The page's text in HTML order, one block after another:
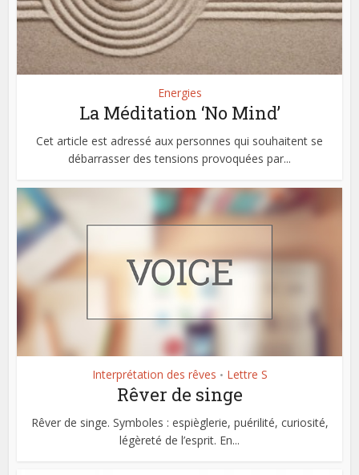
Energies
La Méditation ‘No Mind’
Cet article est adressé aux personnes qui souhaitent se
débarrasser des tensions provoquées par...
Interprétation des rêves • Lettre S
Rêver de singe
Rêver de singe. Symboles : espièglerie, puérilité, curiosité,
légèreté de l’esprit. En...